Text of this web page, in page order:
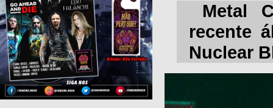
Metal
recente
Nuclear